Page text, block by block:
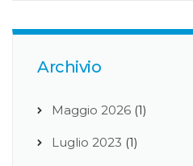
Archivio
Maggio 2026 (1)
Luglio 2023 (1)